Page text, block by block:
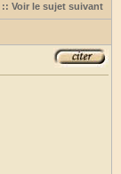
:: Voir le sujet suivant